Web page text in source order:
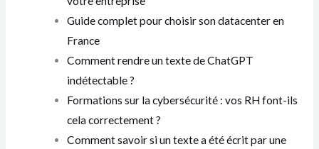
Guide complet pour choisir son datacenter en
France
Comment rendre un texte de ChatGPT
indétectable ?
Formations sur la cybersécurité : vos RH font-ils
cela correctement ?
Comment savoir si un texte a été écrit par une